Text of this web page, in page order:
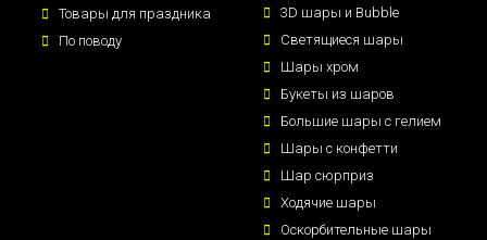
Товары для праздника
По поводу
3D шары и Bubble
Светящиеся шары
Шары хром
Букеты из шаров
Большие шары с гелием
Шары с конфетти
Шар сюрприз
Ходячие шары
Оскорбительные шары